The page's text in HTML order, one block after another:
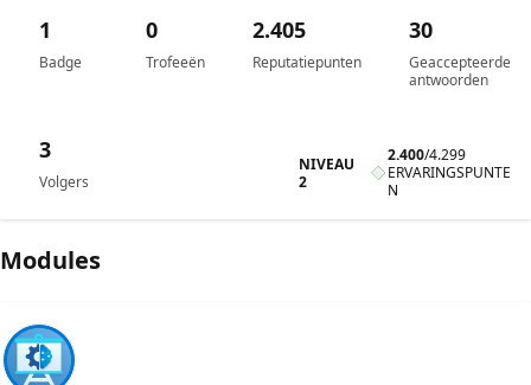
Badge
1
Trofeeën
0
Reputatiepunten
2.405
Geaccepteerde
antwoorden
30
Volgers
3
NIVEAU
2
2.400/4.299
ERVARINGSPUNTE
N
Modules